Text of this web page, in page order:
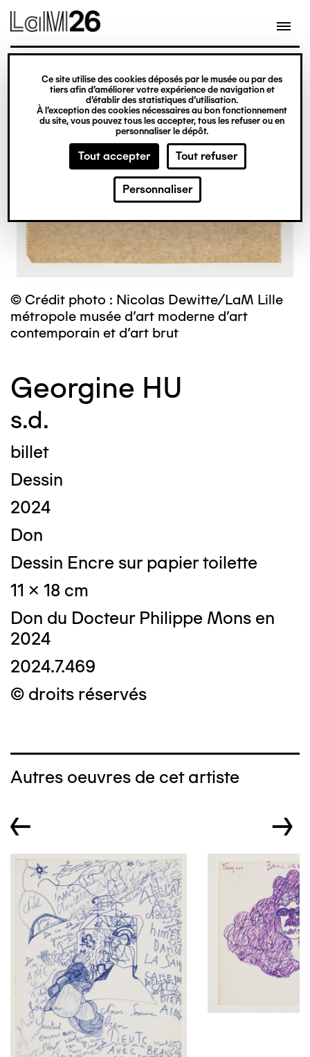
Gestion des cookies
Ce site utilise des cookies déposés par le musée ou par des
tiers afin d’améliorer votre expérience de navigation et
d’établir des statistiques d’utilisation.
À l’exception des cookies nécessaires au bon fonctionnement
du site, vous pouvez tous les accepter, tous les refuser ou en
personnaliser le dépôt.
Tout accepter Tout refuser
Personnaliser
contenu
© Crédit photo : Nicolas Dewitte/LaM Lille
métropole musée d’art moderne d’art
contemporain et d’art brut
Georgine HU
s.d.
billet
Dessin
2024
Don
Dessin Encre sur papier toilette
11 x 18 cm
Don du Docteur Philippe Mons en
2024
2024.7.469
© droits réservés
Autres oeuvres de cet artiste
← →